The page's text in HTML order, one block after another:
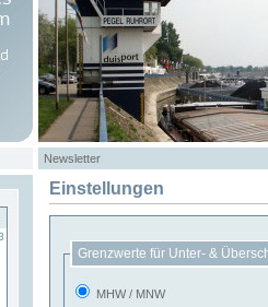
Newsletter
Einstellungen
Grenzwerte für Unter- &
MHW / MNW